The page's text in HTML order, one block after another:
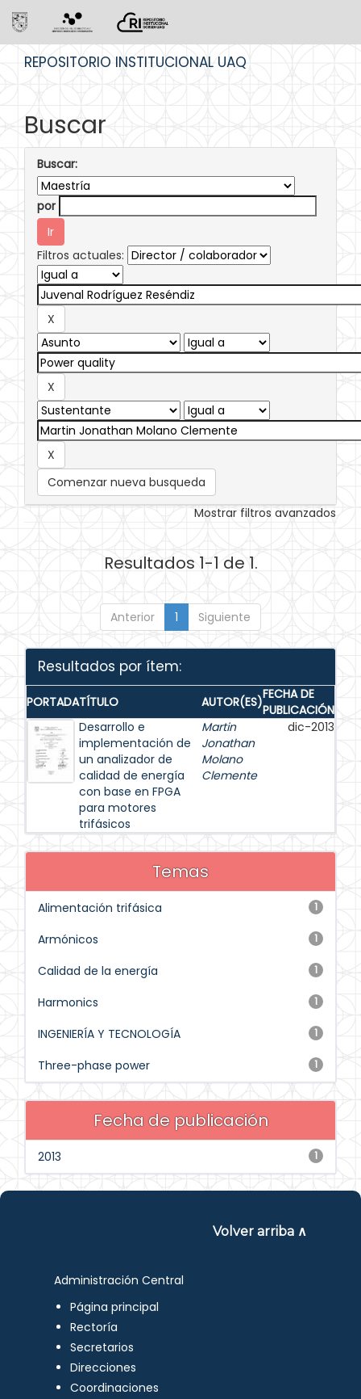
REPOSITORIO INSTITUCIONAL UAQ
Buscar
Buscar:
por
Filtros actuales:
Comenzar nueva busqueda
Mostrar filtros avanzados
Resultados 1-1 de 1.
Anterior 1 Siguiente
Resultados por ítem:
PORTADATÍTULO AUTOR(ES)FECHA DE
PUBLICACIÓN
Desarrollo e
implementación de
un analizador de
calidad de energía
con base en FPGA
para motores
trifásicos
Martin
Jonathan
Molano
Clemente
dic-2013
Temas
1
Alimentación trifásica
1
Armónicos
1
Calidad de la energía
1
Harmonics
1
INGENIERÍA Y TECNOLOGÍA
1
Three-phase power
Fecha de publicación
1
2013
Volver arriba ∧
Administración Central
Página principal
Rectoría
Secretarios
Direcciones
Coordinaciones